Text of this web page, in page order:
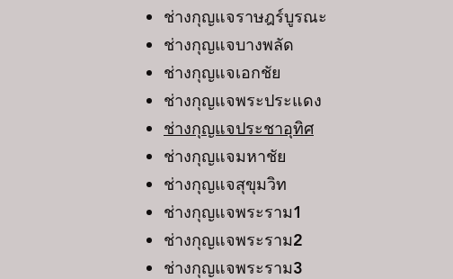
ช่างกุญแจราษฎร์บูรณะ
ช่างกุญแจบางพลัด
ช่างกุญแจเอกชัย
ช่างกุญแจพระประแดง
ช่างกุญแจประชาอุทิศ
ช่างกุญแจมหาชัย
ช่างกุญแจสุขุมวิท
ช่างกุญแจพระราม1
ช่างกุญแจพระราม2
ช่างกุญแจพระราม3